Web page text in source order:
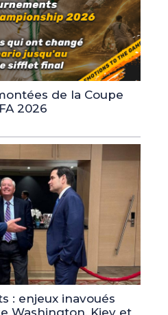
de la Coupe
2026
: enjeux inavoués
Washington, Kiev et